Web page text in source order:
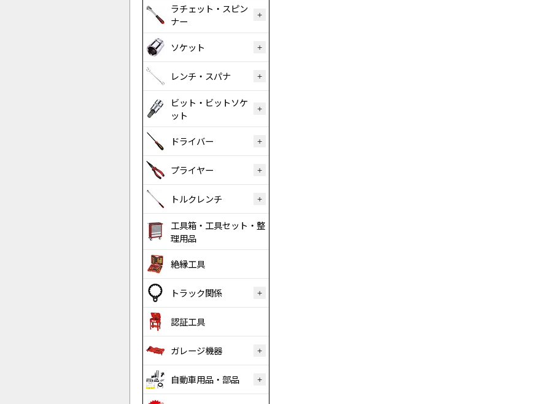
ラチェット・スピン
ナー
ソケット
レンチ・スパナ
ビット・ビットソケ
ット
ドライバー
プライヤー
トルクレンチ
工具箱・工具セット・整
理用品
絶縁工具
トラック関係
認証工具
ガレージ機器
自動車用品・部品